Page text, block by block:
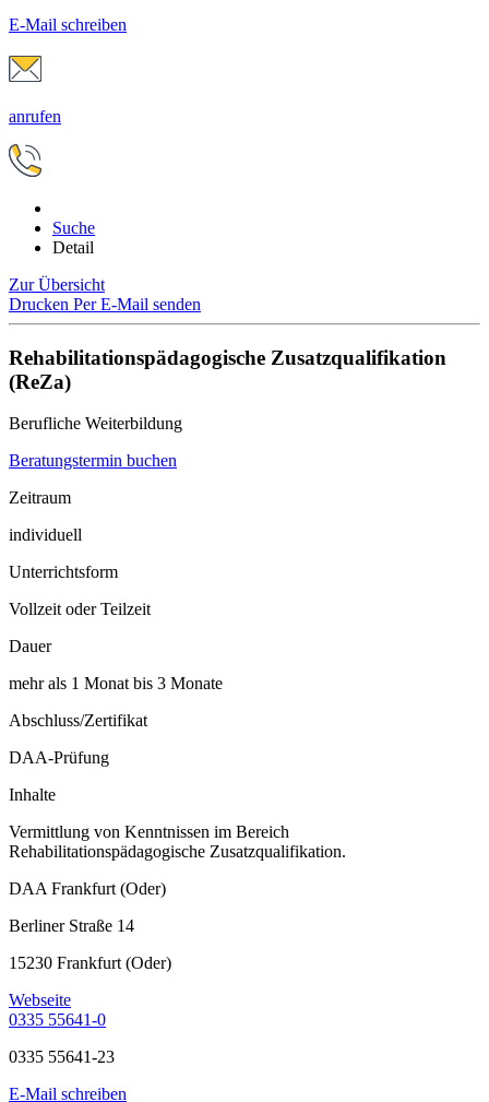
E-Mail schreiben
anrufen
Suche
Detail
Zur Übersicht
Drucken Per E-Mail senden
Rehabilitationspädagogische Zusatzqualifikation
(ReZa)
Berufliche Weiterbildung
Beratungstermin buchen
Zeitraum
individuell
Unterrichtsform
Vollzeit oder Teilzeit
Dauer
mehr als 1 Monat bis 3 Monate
Abschluss/Zertifikat
DAA-Prüfung
Inhalte
Vermittlung von Kenntnissen im Bereich
Rehabilitationspädagogische Zusatzqualifikation.
DAA Frankfurt (Oder)
Berliner Straße 14
15230 Frankfurt (Oder)
Webseite
0335 55641-0
0335 55641-23
E-Mail schreiben